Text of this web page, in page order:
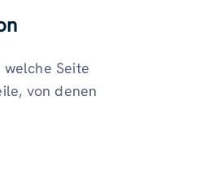
Seite
von denen